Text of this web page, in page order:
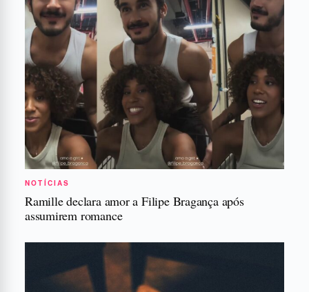
NOTÍCIAS
Ramille declara amor a Filipe Bragança após
assumirem romance